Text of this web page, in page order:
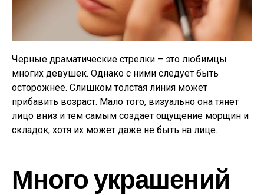
Черные драматические стрелки – это любимцы
многих девушек. Однако с ними следует быть
осторожнее. Слишком толстая линия может
прибавить возраст. Мало того, визуально она тянет
лицо вниз и тем самым создает ощущение морщин и
складок, хотя их может даже не быть на лице.
Много украшений